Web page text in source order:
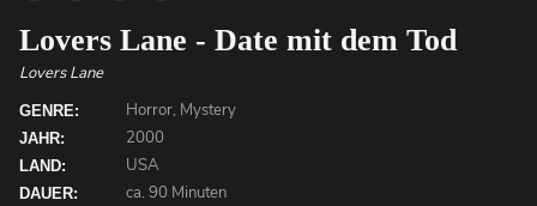
Lovers Lane - Date mit dem Tod
Lovers Lane
GENRE: Horror, Mystery
JAHR: 2000
LAND: USA
DAUER: ca. 90 Minuten